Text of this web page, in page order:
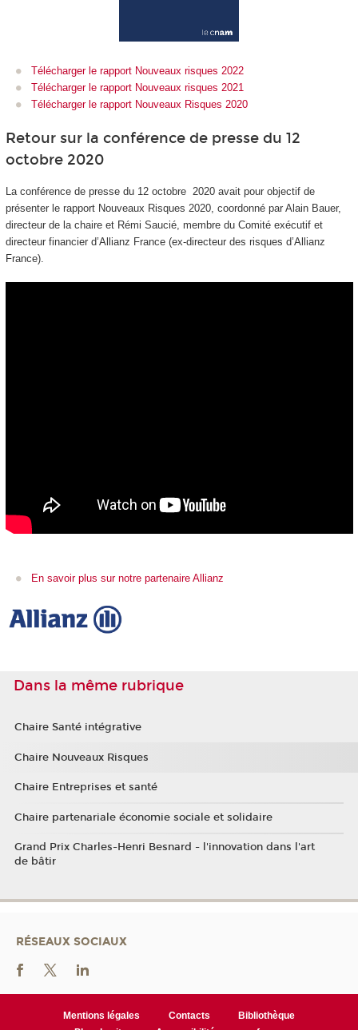
Télécharger le rapport Nouveaux risques 2022
Télécharger le rapport Nouveaux risques 2021
Télécharger le rapport Nouveaux Risques 2020
Retour sur la conférence de presse du 12
octobre 2020
La conférence de presse du 12 octobre 2020 avait pour objectif de
présenter le rapport Nouveaux Risques 2020, coordonné par Alain Bauer,
directeur de la chaire et Rémi Saucié, membre du Comité exécutif et
directeur financier d’Allianz France (ex-directeur des risques d’Allianz
France).
En savoir plus sur notre partenaire Allianz
Dans la même rubrique
Chaire Santé intégrative
Chaire Nouveaux Risques
Chaire Entreprises et santé
Chaire partenariale économie sociale et solidaire
Grand Prix Charles-Henri Besnard - l'innovation dans l'art
de bâtir
RÉSEAUX SOCIAUX
Mentions légales Contacts
Bibliothèque